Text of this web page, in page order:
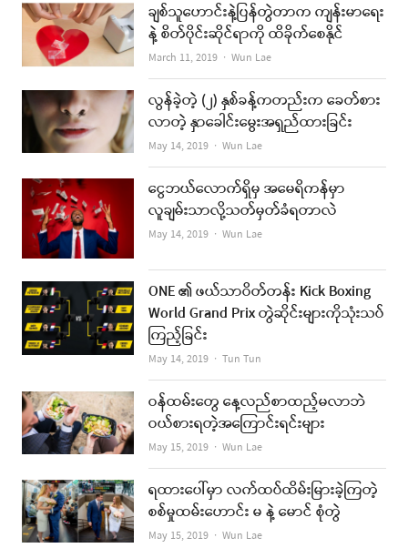
ချစ်သူဟောင်းနဲ့ပြန်တွဲတာက ကျန်းမာရေး
နဲ့ စိတ်ပိုင်းဆိုင်ရာကို ထိခိုက်စေနိုင်
March 11, 2019 Author
Wun Lae
လွန်ခဲ့တဲ့ (၂) နှစ်ခန့်ကတည်းက ခေတ်စား
လာတဲ့ နှာခေါင်းမွေးအရှည်ထားခြင်း
May 14, 2019 Author
Wun Lae
ငွေဘယ်လောက်ရှိမှ အမေရိကန်မှာ
လူချမ်းသာလို့သတ်မှတ်ခံရတာလဲ
May 14, 2019 Author
Wun Lae
ONE ၏ ဖယ်သာဝိတ်တန်း Kick Boxing
World Grand Prix တွဲဆိုင်းများကိုသုံးသပ်
ကြည့်ခြင်း
May 14, 2019 Author
Tun Tun
ဝန်ထမ်းတွေ နေ့လည်စာထည့်မလာဘဲ
ဝယ်စားရတဲ့အကြောင်းရင်းများ
May 15, 2019 Author
Wun Lae
ရထားပေါ်မှာ လက်ထပ်ထိမ်းမြားခဲ့ကြတဲ့
စစ်မှုထမ်းဟောင်း မ နဲ့ မောင် စုံတွဲ
May 15, 2019 Author
Wun Lae